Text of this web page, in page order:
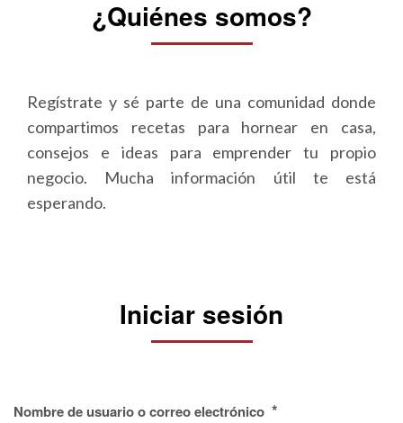
¿Quiénes somos?
Regístrate y sé parte de una comunidad donde
compartimos recetas para hornear en casa,
consejos e ideas para emprender tu propio
negocio. Mucha información útil te está
esperando.
Iniciar sesión
Nombre de usuario o correo electrónico *